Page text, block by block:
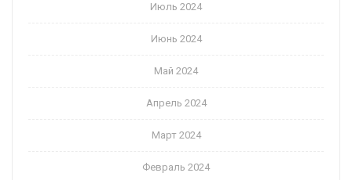
Июль 2024
Июнь 2024
Май 2024
Апрель 2024
Март 2024
Февраль 2024